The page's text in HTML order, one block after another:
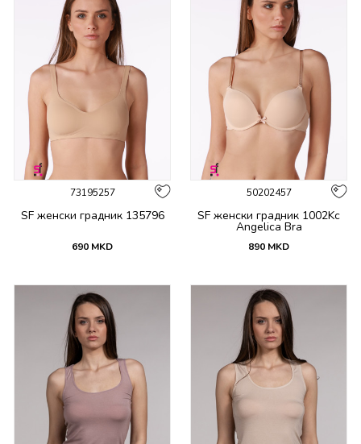
73195257
SF женски градник 135796
690 MKD
50202457
SF женски градник 1002Kc
Angelica Bra
890 MKD